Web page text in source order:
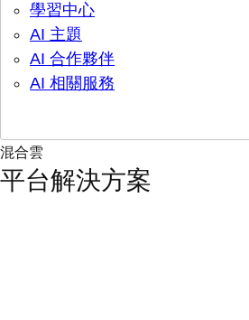
學習中心
AI 主題
AI 合作夥伴
AI 相關服務
混合雲
平台解決方案